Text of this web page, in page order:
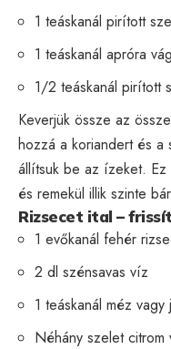
1 teáskanál pirított
1 teáskanál apróra
1/2 teáskanál pirított
Keverjük össze az
hozzá a koriandert és a
állítsuk be az ízeket. Ez
és remekül illik szinte
Rizsecet ital –
1 evőkanál fehér
2 dl szénsavas víz
1 teáskanál méz vagy
Néhány szelet citrom